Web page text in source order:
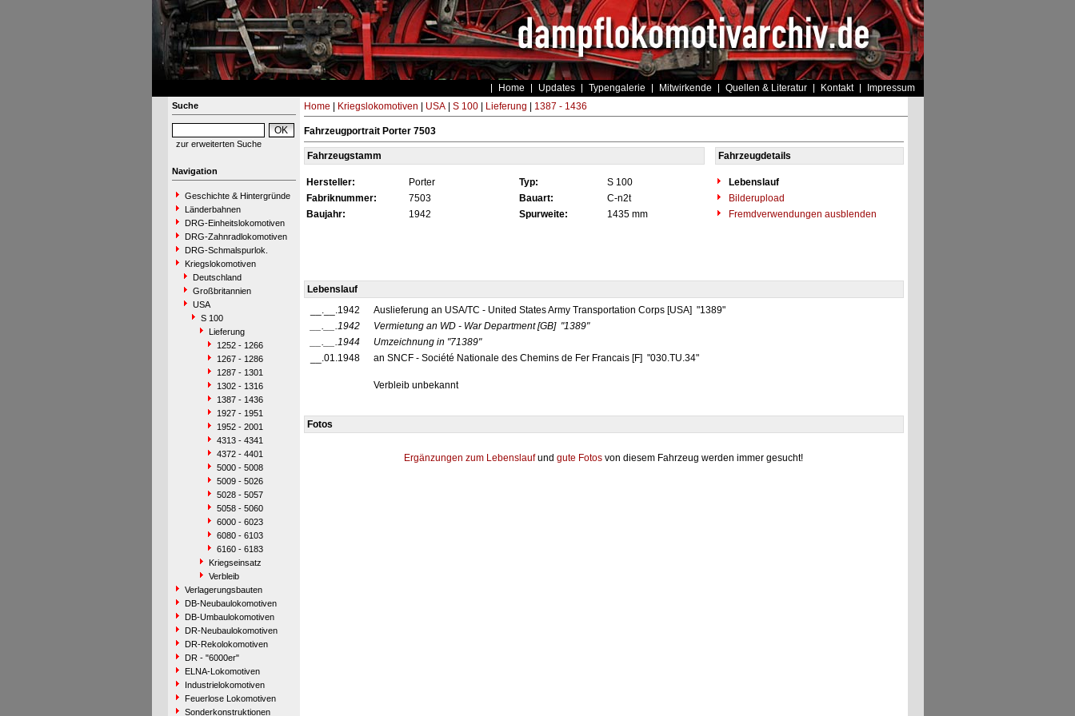
Home Updates Typengalerie Mitwirkende Quellen & Literatur Kontakt Impressum
Suche
zur erweiterten Suche
Navigation
Geschichte & Hintergründe
Länderbahnen
DRG-Einheitslokomotiven
DRG-Zahnradlokomotiven
DRG-Schmalspurlok.
Kriegslokomotiven
Deutschland
Großbritannien
USA
S 100
Lieferung
1252 - 1266
1267 - 1286
1287 - 1301
1302 - 1316
1387 - 1436
1927 - 1951
1952 - 2001
4313 - 4341
4372 - 4401
5000 - 5008
5009 - 5026
5028 - 5057
5058 - 5060
6000 - 6023
6080 - 6103
6160 - 6183
Kriegseinsatz
Verbleib
Verlagerungsbauten
DB-Neubaulokomotiven
DB-Umbaulokomotiven
DR-Neubaulokomotiven
DR-Rekolokomotiven
DR - "6000er"
ELNA-Lokomotiven
Industrielokomotiven
Feuerlose Lokomotiven
Sonderkonstruktionen
Home Kriegslokomotiven USA| S 100| Lieferung 1387 - 1436
Fahrzeugportrait Porter 7503
Fahrzeugstamm Fahrzeugdetails
Hersteller: Porter Typ: S 100
Lebenslauf
Fabriknummer:
7503 Bauart: C-n2t
Bilderupload
Baujahr:
1942 Spurweite: 1435 mm Fremdverwendungen ausblenden
Lebenslauf
__.__.1942
Auslieferung an USA/TC - United States Army Transportation Corps [USA] "1389"
__.__.1942
Vermietung an WD - War Department [GB] "1389"
__.__.1944
Umzeichnung in "71389"
__.01.1948
an SNCF - Société Nationale des Chemins de Fer Francais [F] "030.TU.34"
Verbleib unbekannt
Fotos
Ergänzungen zum Lebenslaufund gute Fotos von diesem Fahrzeug werden immer gesucht!